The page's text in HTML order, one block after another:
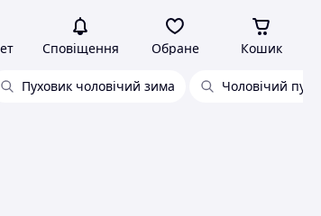
Сповіщення Обране Кошик
Пуховик чоловічий зима Чоловічий